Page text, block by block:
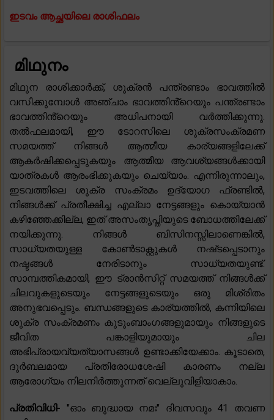
ഇടവം ആച്ഛയിലെ രാശിഫലം
മിഥുനം
മിഥുന രാശിക്കാർക്ക്, ശുക്രൻ പന്ത്രണ്ടാം ഭാവത്തിൽ
വസിക്കുമ്പോൾ അഞ്ചാം ഭാവത്തിൻ്റെയും പന്ത്രണ്ടാം
ഭാവത്തിൻ്റെയും അധിപനായി വർത്തിക്കുന്നു.
തൽഫലമായി, ഈ ടോറസിലെ ശുക്രസംക്രമണ
സമയത്ത് നിങ്ങൾ ആത്മീയ കാര്യങ്ങളിലേക്ക്
ആകർഷിക്കപ്പെടുകയും ആത്മീയ ആവശ്യങ്ങൾക്കായി
യാത്രകൾ ആരംഭിക്കുകയും ചെയ്യാം. എന്നിരുന്നാലും,
ഇടവത്തിലെ ശുക്ര സംക്രമം ഉദ്യോഗ ഫ്രണ്ടിൽ,
നിങ്ങൾക്ക് പ്രതീക്ഷിച്ച എല്ലാ നേട്ടങ്ങളും കൊയ്യാൻ
കഴിഞ്ഞേക്കില്ല, ഇത് അസംതൃപ്തിയുടെ ബോധത്തിലേക്ക്
നയിക്കുന്നു. നിങ്ങൾ ബിസിനസ്സിലാണെങ്കിൽ,
സാധ്യതയുള്ള കോൺടാക്റ്റുകൾ നഷ്‌ടപ്പെടാനും
നഷ്ടങ്ങൾ നേരിടാനും സാധ്യതയുണ്ട്.
സാമ്പത്തികമായി, ഈ ട്രാൻസിറ്റ് സമയത്ത് നിങ്ങൾക്ക്
ചിലവുകളുടെയും നേട്ടങ്ങളുടെയും ഒരു മിശ്രിതം
അനുഭവപ്പെടും. ബന്ധങ്ങളുടെ കാര്യത്തിൽ, കന്നിയിലെ
ശുക്ര സംക്രമണം കുടുംബാംഗങ്ങളുമായും നിങ്ങളുടെ
ജീവിത പങ്കാളിയുമായും ചില
അഭിപ്രായവ്യത്യാസങ്ങൾ ഉണ്ടാക്കിയേക്കാം. കൂടാതെ,
ദുർബലമായ പ്രതിരോധശേഷി കാരണം നല്ല
ആരോഗ്യം നിലനിർത്തുന്നത് വെല്ലുവിളിയാകാം.
പ്രതിവിധി- "ഓം ബുദ്ധായ നമഃ" ദിവസവും 41 തവണ